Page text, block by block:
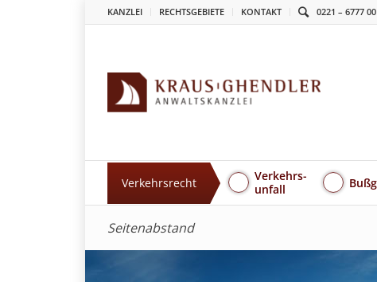
KANZLEI RECHTSGEBIETE KONTAKT 0221 – 6777
Verkehrsrecht
Verkehrs-
unfall
Seitenabstand